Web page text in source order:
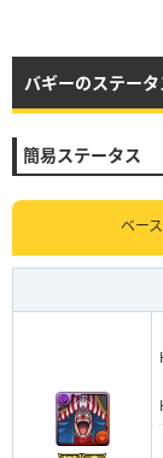
バギーのステー
簡易ステータス
ベース